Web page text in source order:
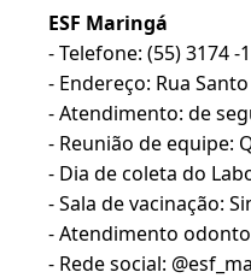
ESF Maringá
- Telefone: (55) 3174 -
- Endereço: Rua
- Atendimento: de
- Reunião de equipe:
- Dia de coleta do
- Sala de vacinação:
- Atendimento
- Rede social: